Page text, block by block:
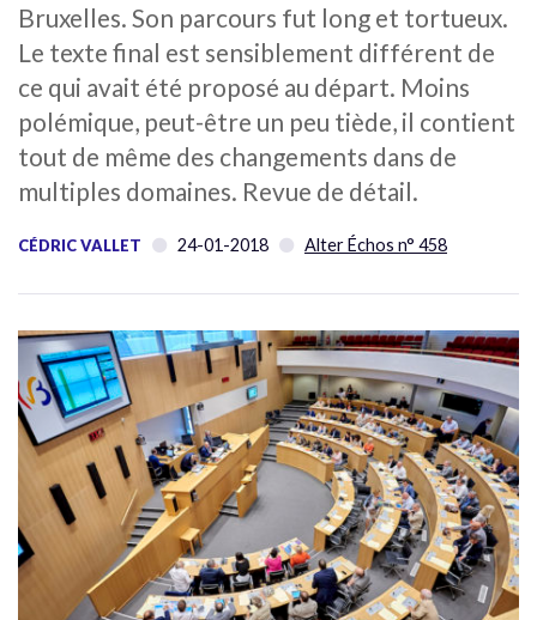
Bruxelles. Son parcours fut long et tortueux.
Le texte final est sensiblement différent de
ce qui avait été proposé au départ. Moins
polémique, peut-être un peu tiède, il contient
tout de même des changements dans de
multiples domaines. Revue de détail.
CÉDRIC VALLET 24-01-2018 Alter Échos n° 458